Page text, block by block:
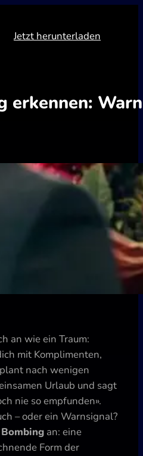
Jetzt herunterladen
erkennen:
an wie ein Traum:
mit Komplimenten,
nach wenigen
Urlaub und sagt
nie so empfunden».
– oder ein Warnsignal?
an: eine
Form der